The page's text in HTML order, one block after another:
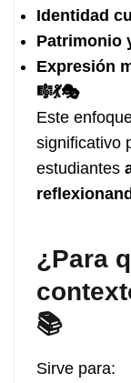
Identidad
Patrimonio
Expresión
🎼💃🎭
Este
significativo
estudiantes
¿Para
📚
Sirve para: